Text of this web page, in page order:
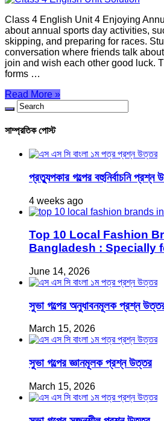
Class 4 English Unit 4 Enjoying
about annual sports day activities,
skipping, and preparing for races.
conversation where friends talk
join and wish each other good luck.
forms …
Read More »
সাম্প্রতিক পোস্ট
প্রত্যুপকার গল্পের বহুনির্বাচনি প্রশ্ন
4 weeks ago
Top 10 Local Fashion
Bangladesh : Specially
June 14, 2026
সুভা গল্পের অনুধাবনমূলক প্রশ্ন
March 15, 2026
সুভা গল্পের জ্ঞানমূলক প্রশ্ন উত্তর
March 15, 2026